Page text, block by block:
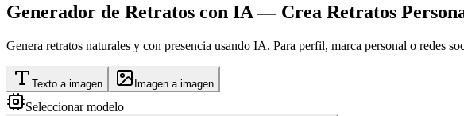
Generador de Retratos con IA — Crea Retratos
Genera retratos naturales y con presencia usando IA. Para perfil, marca personal o redes
Texto a imagen Imagen a imagen
Seleccionar modelo